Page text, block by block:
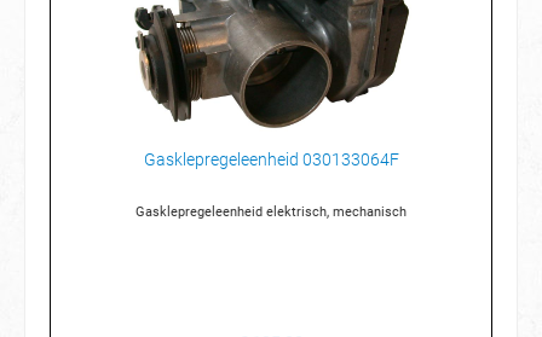
Gasklepregeleenheid 030133064F
Gasklepregeleenheid elektrisch, mechanisch